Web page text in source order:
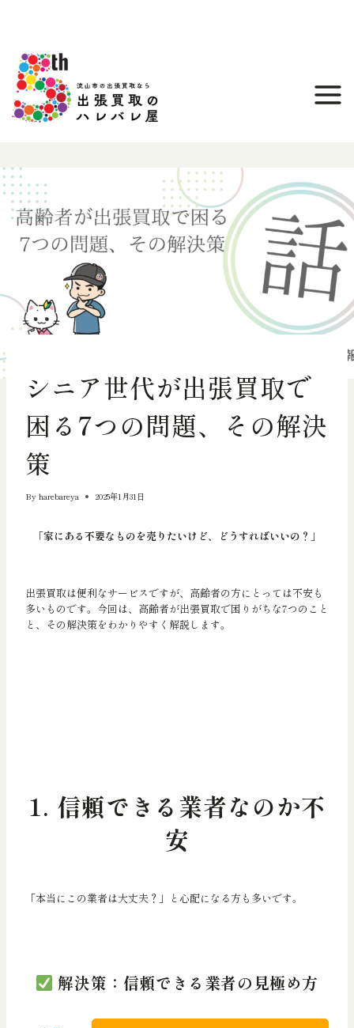
シニア世代が出張買取で
困る7つの問題、その解決
策
By harebareya 2025年1月31日
「家にある不要なものを売りたいけど、どうすればいいの？」
出張買取は便利なサービスですが、高齢者の方にとっては不安も
多いものです。今回は、高齢者が出張買取で困りがちな7つのこと
と、その解決策をわかりやすく解説します。
1. 信頼できる業者なのか不
安
「本当にこの業者は大丈夫？」と心配になる方も多いです。
解決策：信頼できる業者の見極め方